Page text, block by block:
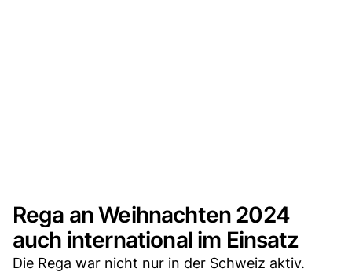
Rega an Weihnachten 2024
auch international im Einsatz
Die Rega war nicht nur in der Schweiz aktiv.